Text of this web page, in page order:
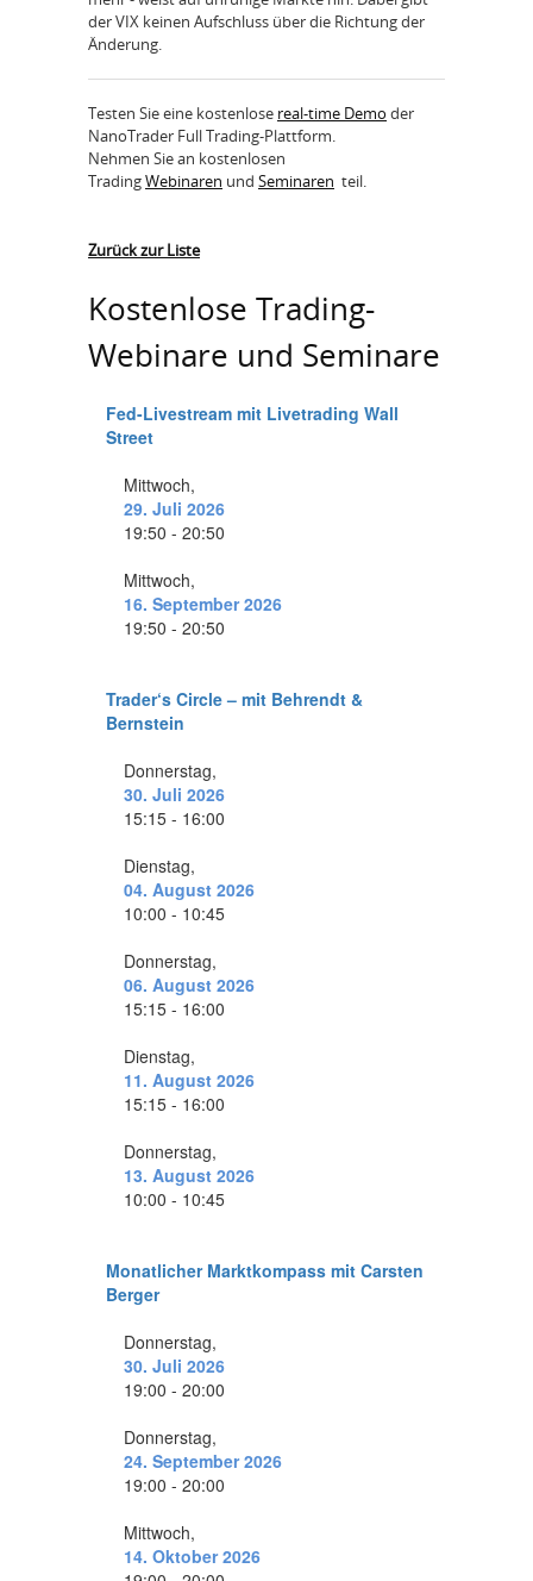
der VIX keinen Aufschluss über die Richtung der
Änderung.
Testen Sie eine kostenlose real-time Demo der
NanoTrader Full Trading-Plattform.
Nehmen Sie an kostenlosen
TradingWebinaren und Seminaren teil.
Zurück zur Liste
Kostenlose Trading-
Webinare und Seminare